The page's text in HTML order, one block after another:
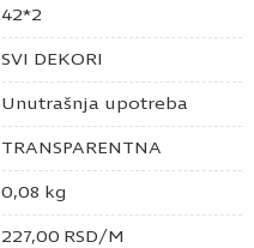
42*2
SVI DEKORI
Unutrašnja upotreba
TRANSPARENTNA
0,08 kg
227,00 RSD/M